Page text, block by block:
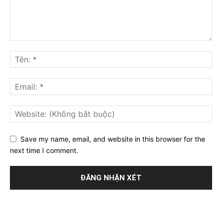
Save my name, email, and website in this browser for the
next time I comment.